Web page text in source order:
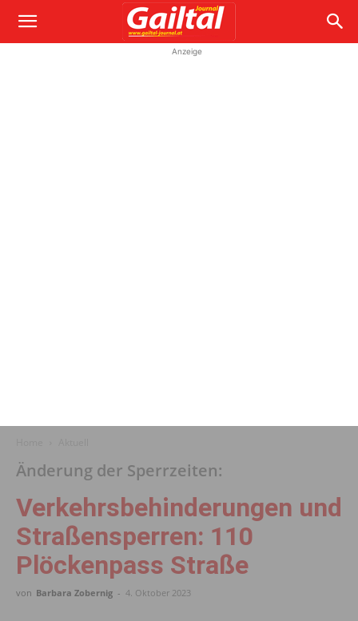
Anzeige
Änderung der Sperrzeiten:
Verkehrsbehinderungen und
Straßensperren: 110
Plöckenpass Straße
von Barbara Zobernig - 4. Oktober 2023